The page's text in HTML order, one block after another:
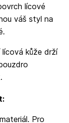
lícové
váš styl na
kůže drží
Pro